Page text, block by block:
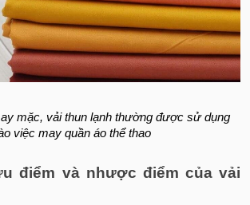
mặc, vải thun lạnh thường được sử dụng
việc may quần áo thể thao
điểm và nhược điểm của vải